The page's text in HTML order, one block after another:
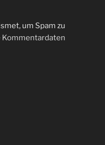
um Spam zu
Kommentardaten